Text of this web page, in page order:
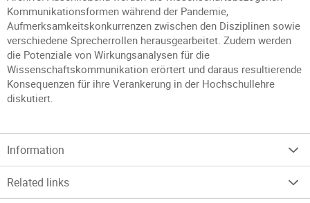
Kommunikationsformen während der Pandemie,
Aufmerksamkeitskonkurrenzen zwischen den Disziplinen sowie
verschiedene Sprecherrollen herausgearbeitet. Zudem werden
die Potenziale von Wirkungsanalysen für die
Wissenschaftskommunikation erörtert und daraus resultierende
Konsequenzen für ihre Verankerung in der Hochschullehre
diskutiert.
Information
Related links